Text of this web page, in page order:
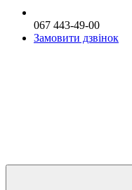
067 443-49-00
Замовити дзвінок